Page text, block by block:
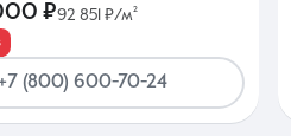
₽92 851 ₽/м²
(800) 600-70-24